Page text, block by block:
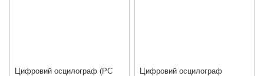
Цифровий осцилограф (PC
Цифровий осцилограф